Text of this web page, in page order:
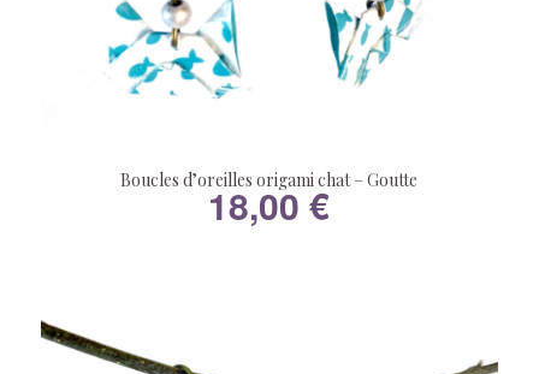
Boucles d’oreilles origami chat – Goutte
18,00€